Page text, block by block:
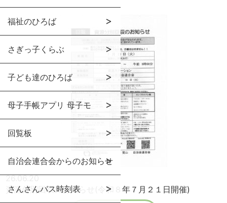
福祉のひろば
さぎっ子くらぶ
子ども達のひろば
母子手帳アプリ 母子モ
回覧板
自治会連合会からのお知らせ
さんさんバス時刻表
26.06.20
資源分別回収のお知らせ(令和８年７月２１日開催)